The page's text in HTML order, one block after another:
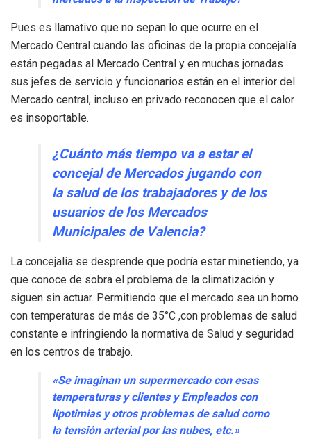
Pues es llamativo que no sepan lo que ocurre en el
Mercado Central cuando las oficinas de la propia concejalía
están pegadas al Mercado Central y en muchas jornadas
sus jefes de servicio y funcionarios están en el interior del
Mercado central, incluso en privado reconocen que el calor
es insoportable.
¿Cuánto más tiempo va a estar el
concejal de Mercados jugando con
la salud de los trabajadores y de los
usuarios de los Mercados
Municipales de Valencia?
La concejalia se desprende que podría estar minetiendo, ya
que conoce de sobra el problema de la climatización y
siguen sin actuar. Permitiendo que el mercado sea un horno
con temperaturas de más de 35°C ,con problemas de salud
constante e infringiendo la normativa de Salud y seguridad
en los centros de trabajo.
«Se imaginan un supermercado con esas
temperaturas y clientes y Empleados con
lipotimias y otros problemas de salud como
la tensión arterial por las nubes, etc.»